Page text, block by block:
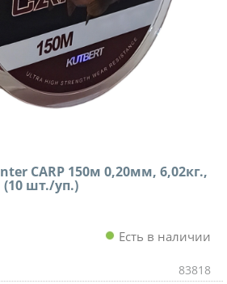
CARP 150м 0,20мм, 6,02кг.,
шт./уп.)
Есть в наличии
83818